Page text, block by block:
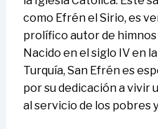
como Efrén el Sirio, es
prolífico autor de himnos
Nacido en el siglo IV en
Turquía, San Efrén es
por su dedicación a vivir
al servicio de los pobres